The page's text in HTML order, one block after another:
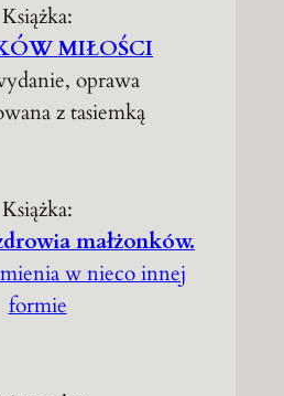
Książka:
MIŁOŚCI
oprawa
z tasiemką
Książka:
małżonków.
w nieco innej
formie